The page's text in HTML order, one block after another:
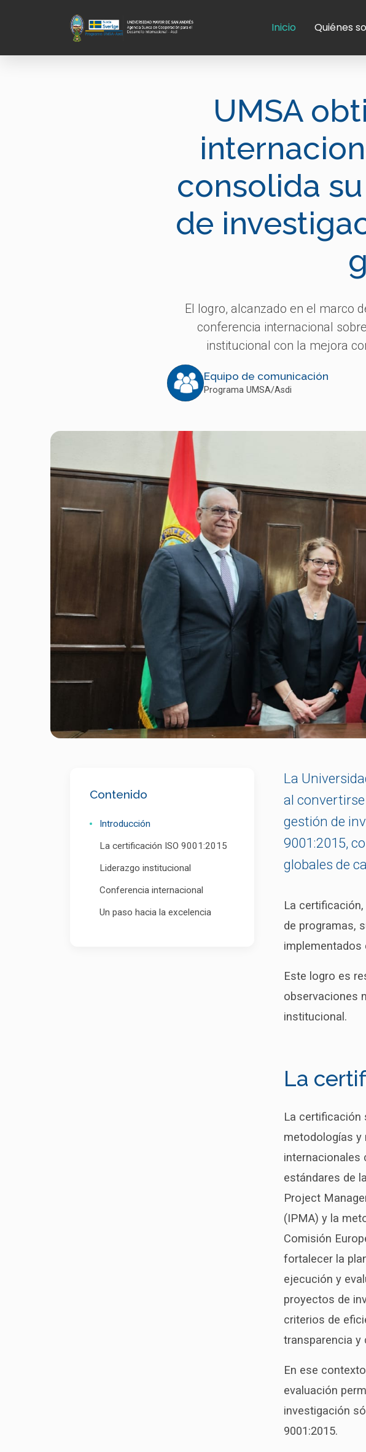
Inicio Quiénes
UMSA
consolida
de
El logro, alcanzado en el marco
conferencia internacional
institucional con la mejora
Equipo de comunicación
Programa UMSA/Asdi
Contenido
Introducción
La certificación ISO 9001:2015
Liderazgo institucional
Conferencia internacional
Un paso hacia la excelencia
La
al
gestión de
9001:2015,
globales de
La
de programas,
implementados
Este logro es
observaciones
institucional.
La
La certificación
metodologías y
internacionales
estándares de
Project
(IPMA) y la
Comisión
fortalecer la
ejecución y
proyectos de
criterios de
transparencia y
En ese
evaluación
investigación
9001:2015.